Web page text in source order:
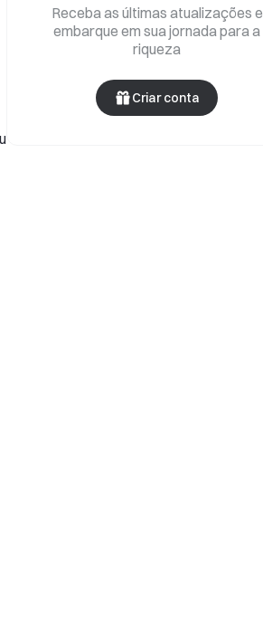
Receba as últimas atualizações e
embarque em sua jornada para a
riqueza
Criar conta